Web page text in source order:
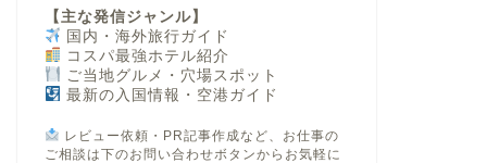
【主な発信ジャンル】
国内・海外旅行ガイド
コスパ最強ホテル紹介
ご当地グルメ・穴場スポット
最新の入国情報・空港ガイド
レビュー依頼・PR記事作成など、お仕事の
ご相談は下のお問い合わせボタンからお気軽に